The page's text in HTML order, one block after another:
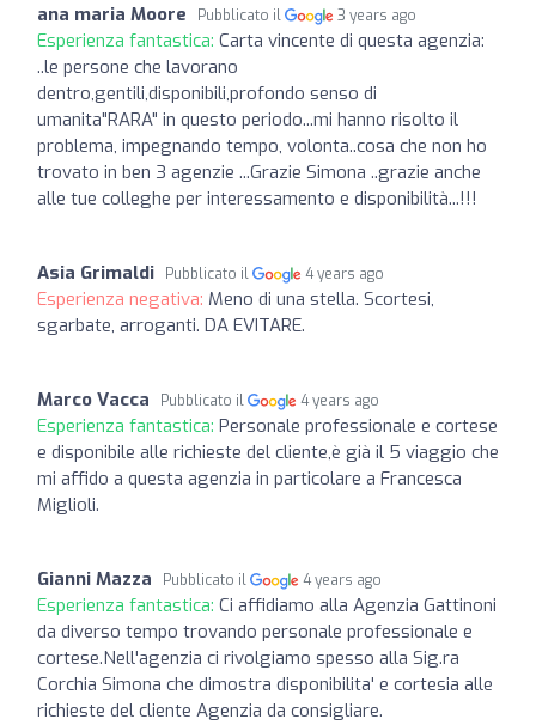
ana maria Moore Pubblicato il 3 years ago
Esperienza fantastica: Carta vincente di questa agenzia:
..le persone che lavorano
dentro,gentili,disponibili,profondo senso di
umanita"RARA" in questo periodo...mi hanno risolto il
problema, impegnando tempo, volonta..cosa che non ho
trovato in ben 3 agenzie ...Grazie Simona ..grazie anche
alle tue colleghe per interessamento e disponibilità...!!!
Asia Grimaldi Pubblicato il 4 years ago
Esperienza negativa: Meno di una stella. Scortesi,
sgarbate, arroganti. DA EVITARE.
Marco Vacca Pubblicato il 4 years ago
Esperienza fantastica: Personale professionale e cortese
e disponibile alle richieste del cliente,è già il 5 viaggio che
mi affido a questa agenzia in particolare a Francesca
Miglioli.
Gianni Mazza Pubblicato il 4 years ago
Esperienza fantastica: Ci affidiamo alla Agenzia Gattinoni
da diverso tempo trovando personale professionale e
cortese.Nell'agenzia ci rivolgiamo spesso alla Sig.ra
Corchia Simona che dimostra disponibilita' e cortesia alle
richieste del cliente Agenzia da consigliare.